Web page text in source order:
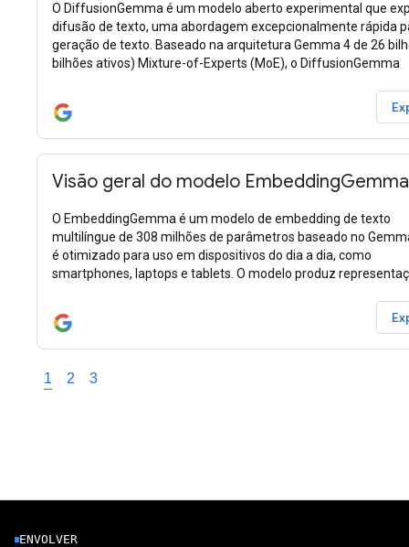
O DiffusionGemma é um modelo aberto experimental que
difusão de texto, uma abordagem excepcionalmente rápida
geração de texto. Baseado na arquitetura Gemma 4 de 26
bilhões ativos) Mixture-of-Experts (MoE), o DiffusionGemma
Visão geral do modelo EmbeddingGemma
O EmbeddingGemma é um modelo de embedding de texto
multilíngue de 308 milhões de parâmetros baseado no
é otimizado para uso em dispositivos do dia a dia, como
smartphones, laptops e tablets. O modelo produz
1 2 3
ENVOLVER